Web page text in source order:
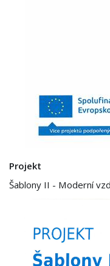
Projekt
Šablony II - Moderní